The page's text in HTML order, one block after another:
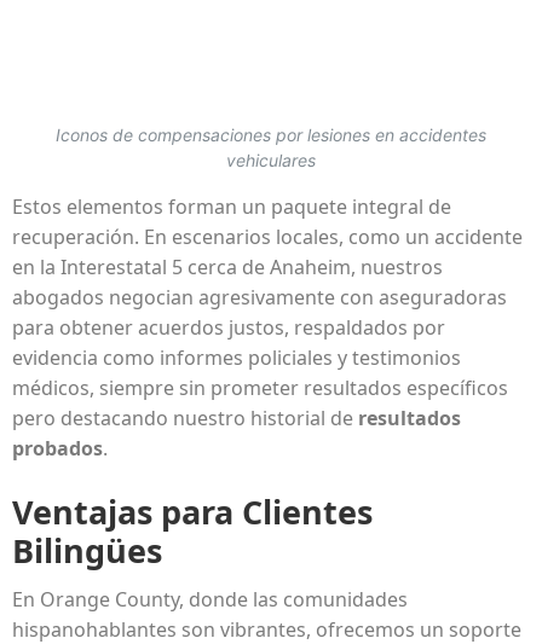
Iconos de compensaciones por lesiones en accidentes
vehiculares
Estos elementos forman un paquete integral de
recuperación. En escenarios locales, como un accidente
en la Interestatal 5 cerca de Anaheim, nuestros
abogados negocian agresivamente con aseguradoras
para obtener acuerdos justos, respaldados por
evidencia como informes policiales y testimonios
médicos, siempre sin prometer resultados específicos
pero destacando nuestro historial de resultados
probados.
Ventajas para Clientes
Bilingües
En Orange County, donde las comunidades
hispanohablantes son vibrantes, ofrecemos un soporte